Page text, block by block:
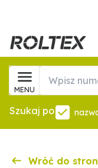
MENU
Szukaj po
Wróć do